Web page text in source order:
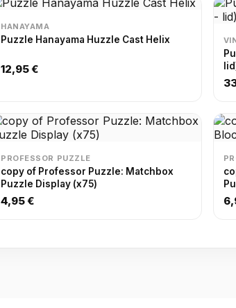
HANAYAMA
Puzzle Hanayama Huzzle Cast Helix
12,95 €
PROFESSOR PUZZLE
copy of Professor Puzzle: Matchbox
Puzzle Display (x75)
4,95 €